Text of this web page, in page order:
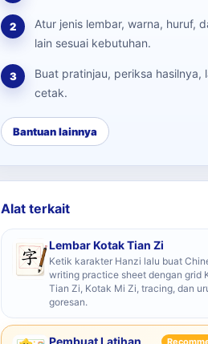
2
Atur jenis lembar, warna, huruf,
lain sesuai kebutuhan.
3
Buat pratinjau, periksa hasilnya,
cetak.
Bantuan lainnya
Alat terkait
Lembar Kotak Tian Zi
Ketik karakter Hanzi lalu buat
writing practice sheet dengan grid
Tian Zi, Kotak Mi Zi, tracing, dan
goresan.
Pembuat Latihan